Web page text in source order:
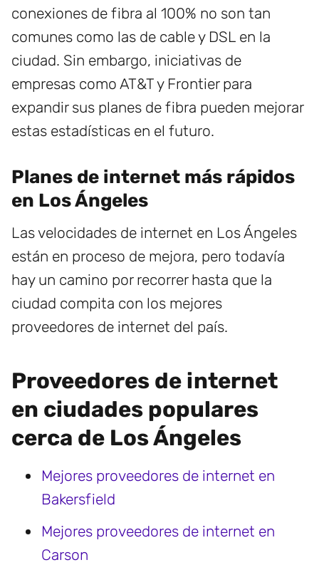
conexiones de fibra al 100% no son tan
comunes como las de cable y DSL en la
ciudad. Sin embargo, iniciativas de
empresas como AT&T y Frontier para
expandir sus planes de fibra pueden mejorar
estas estadísticas en el futuro.
Planes de internet más rápidos
en Los Ángeles
Las velocidades de internet en Los Ángeles
están en proceso de mejora, pero todavía
hay un camino por recorrer hasta que la
ciudad compita con los mejores
proveedores de internet del país.
Proveedores de internet
en ciudades populares
cerca de Los Ángeles
Mejores proveedores de internet en
Bakersfield
Mejores proveedores de internet en
Carson